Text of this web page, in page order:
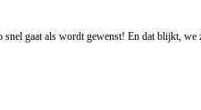
snel gaat als wordt gewenst! En dat blijkt,